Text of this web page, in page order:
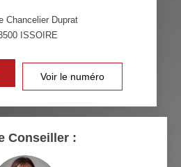
PART DES MÉNAGES SANS
VOITURE
COMMERCES
Chancelier Duprat
ISSOIRE
Voir le numéro
Conseiller :